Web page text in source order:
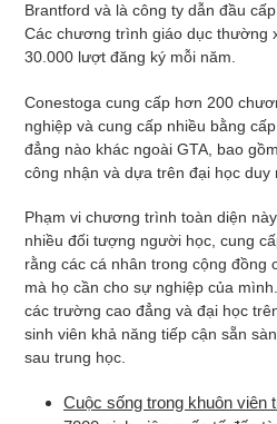
Brantford và là công ty dẫn đầu
Các chương trình giáo dục thường
30.000 lượt đăng ký mỗi năm.
Conestoga cung cấp hơn 200
nghiệp và cung cấp nhiều bằng
đẳng nào khác ngoài GTA, bao
công nhận và dựa trên đại học duy
Phạm vi chương trình toàn diện
nhiều đối tượng người học, cung
rằng các cá nhân trong cộng đồng
mà họ cần cho sự nghiệp của
các trường cao đẳng và đại học
sinh viên khả năng tiếp cận sẵn
sau trung học.
Cuộc sống trong khuôn viên